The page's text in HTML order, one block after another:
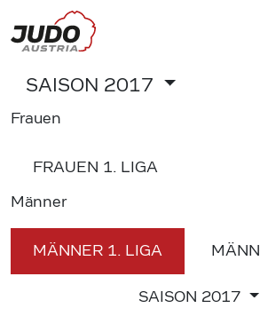
SAISON 2017
Frauen
FRAUEN 1. LIGA
Männer
MÄNNER 1. LIGA
SAISON 2017